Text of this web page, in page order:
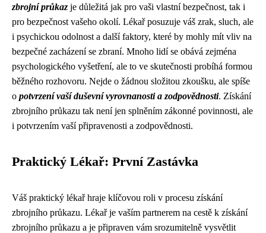
zbrojní průkaz je důležitá jak pro vaši vlastní bezpečnost, tak i
pro bezpečnost vašeho okolí. Lékař posuzuje váš zrak, sluch, ale
i psychickou odolnost a další faktory, které by mohly mít vliv na
bezpečné zacházení se zbraní. Mnoho lidí se obává zejména
psychologického vyšetření, ale to ve skutečnosti probíhá formou
běžného rozhovoru. Nejde o žádnou složitou zkoušku, ale spíše
o potvrzení vaší duševní vyrovnanosti a zodpovědnosti. Získání
zbrojního průkazu tak není jen splněním zákonné povinnosti, ale
i potvrzením vaší připravenosti a zodpovědnosti.
Praktický Lékař: První Zastávka
Váš praktický lékař hraje klíčovou roli v procesu získání
zbrojního průkazu. Lékař je vaším partnerem na cestě k získání
zbrojního průkazu a je připraven vám srozumitelně vysvětlit